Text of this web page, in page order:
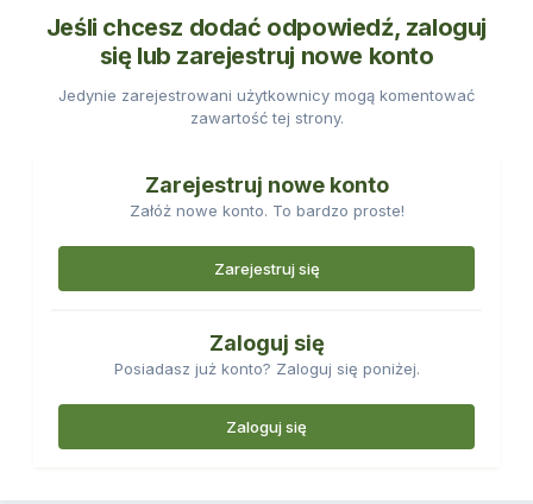
Jeśli chcesz dodać odpowiedź, zaloguj
się lub zarejestruj nowe konto
Jedynie zarejestrowani użytkownicy mogą komentować
zawartość tej strony.
Zarejestruj nowe konto
Załóż nowe konto. To bardzo proste!
Zarejestruj się
Zaloguj się
Posiadasz już konto? Zaloguj się poniżej.
Zaloguj się